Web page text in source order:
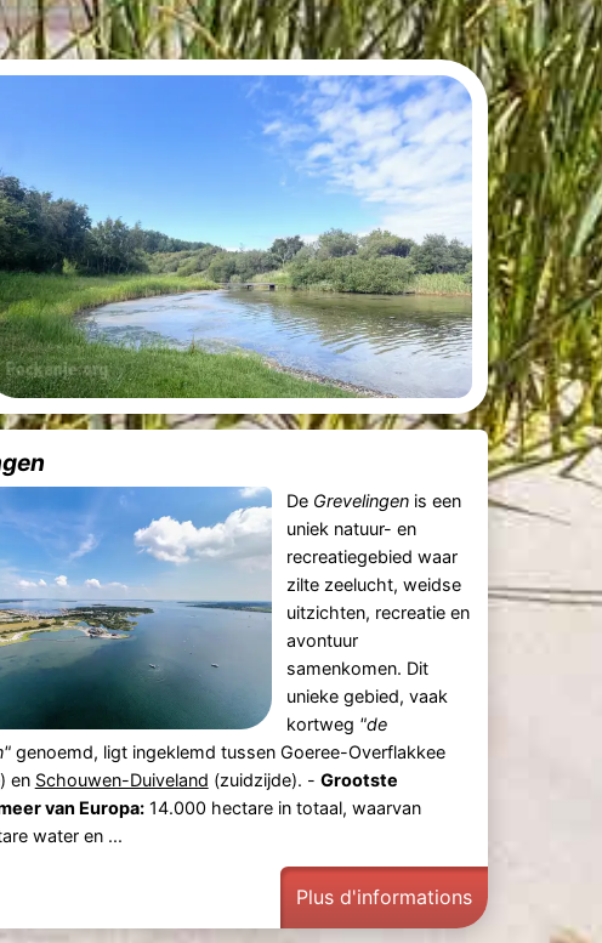
De Grevelingen is een
uniek natuur- en
recreatiegebied waar
zilte zeelucht, weidse
uitzichten, recreatie en
avontuur
samenkomen. Dit
unieke gebied, vaak
kortweg "de
genoemd, ligt ingeklemd tussen Goeree-Overflakkee
en Schouwen-Duiveland (zuidzijde). - Grootste
van Europa:14.000 hectare in totaal, waarvan
water en ...
Plus d'informations